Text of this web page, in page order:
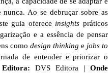
Ao se debruçar sobre as
guia oferece insights práticos
e a essência de pensar
como design thinking e jobs to
de entender e priorizar o
Editora:DVS Editora |Onde